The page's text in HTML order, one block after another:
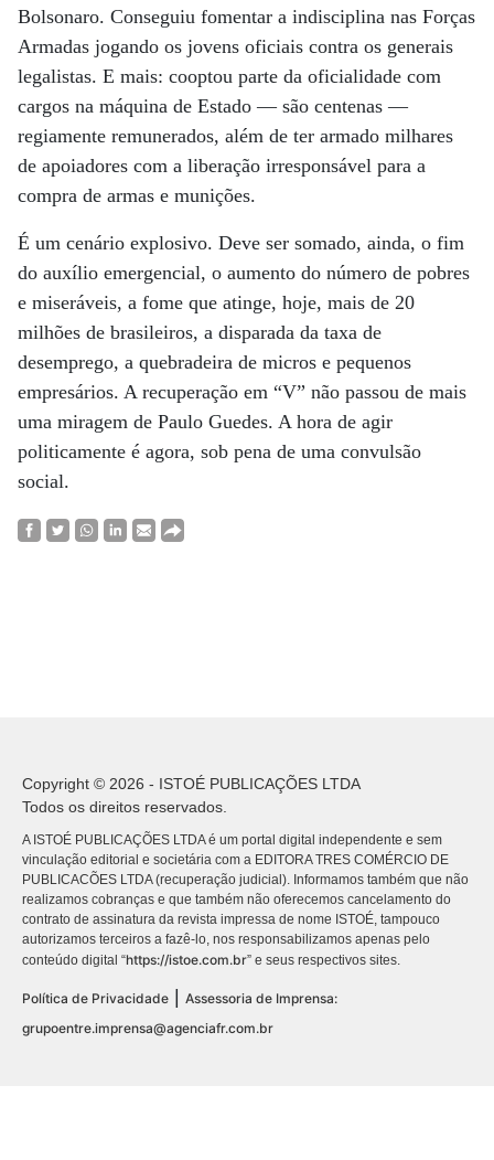
Bolsonaro. Conseguiu fomentar a indisciplina nas Forças
Armadas jogando os jovens oficiais contra os generais
legalistas. E mais: cooptou parte da oficialidade com
cargos na máquina de Estado — são centenas —
regiamente remunerados, além de ter armado milhares
de apoiadores com a liberação irresponsável para a
compra de armas e munições.
É um cenário explosivo. Deve ser somado, ainda, o fim
do auxílio emergencial, o aumento do número de pobres
e miseráveis, a fome que atinge, hoje, mais de 20
milhões de brasileiros, a disparada da taxa de
desemprego, a quebradeira de micros e pequenos
empresários. A recuperação em “V” não passou de mais
uma miragem de Paulo Guedes. A hora de agir
politicamente é agora, sob pena de uma convulsão
social.
Copyright © 2026 - ISTOÉ PUBLICAÇÕES LTDA
Todos os direitos reservados.
A ISTOÉ PUBLICAÇÕES LTDA é um portal digital independente e sem
vinculação editorial e societária com a EDITORA TRES COMÉRCIO DE
PUBLICACÕES LTDA (recuperação judicial). Informamos também que não
realizamos cobranças e que também não oferecemos cancelamento do
contrato de assinatura da revista impressa de nome ISTOÉ, tampouco
autorizamos terceiros a fazê-lo, nos responsabilizamos apenas pelo
conteúdo digital “https://istoe.com.br” e seus respectivos sites.
Política de Privacidade
Assessoria de Imprensa:
grupoentre.imprensa@agenciafr.com.br